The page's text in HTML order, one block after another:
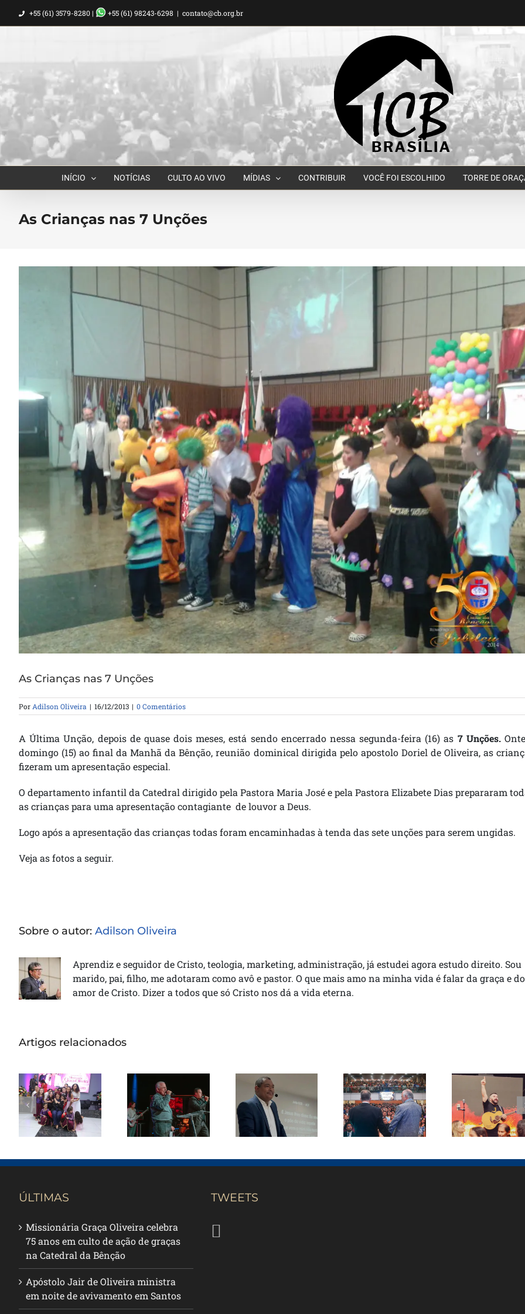
para
+55 (61) 3579-8280 | +55 (61) 98243-6298 | contato@cb.org.br
INÍCIO NOTÍCIAS CULTO AO VIVO MÍDIAS CONTRIBUIR VOCÊ FOI ESCOLHIDO TORRE DE
As Crianças nas 7 Unções
As Crianças nas 7 Unções
Por Adilson Oliveira | 16/12/2013 | 0 Comentários
A Última Unção, depois de quase dois meses, está sendo encerrado nessa segunda-feira (16) as 7 Unções.
domingo (15) ao final da Manhã da Bênção, reunião dominical dirigida pelo apostolo Doriel de Oliveira, as
fizeram um apresentação especial.
O departamento infantil da Catedral dirigido pela Pastora Maria José e pela Pastora Elizabete Dias prepararam
as crianças para uma apresentação contagiante de louvor a Deus.
Logo após a apresentação das crianças todas foram encaminhadas à tenda das sete unções para serem ungidas.
Veja as fotos a seguir.
Sobre o autor: Adilson Oliveira
Aprendiz e seguidor de Cristo, teologia, marketing, administração, já estudei agora estudo direito. Sou
marido, pai, filho, me adotaram como avô e pastor. O que mais amo na minha vida é falar da graça e do
amor de Cristo. Dizer a todos que só Cristo nos dá a vida eterna.
Artigos relacionados
Missionária
celebra 75
anos em
culto de
ação de
graças na
Apóstolo Jair
de Oliveira
ministra em
noite de
avivamento
Muniz
recebe visita
de diretores
do SCT
durante
Conferência
ICB Bahia
reúne mais
de 3 mil
pessoas em
lança canção
inédita em
Goianira e
celebra 43
vidas
ÚLTIMAS
Missionária Graça Oliveira celebra
75 anos em culto de ação de graças
na Catedral da Bênção
Apóstolo Jair de Oliveira ministra
em noite de avivamento em Santos
TWEETS